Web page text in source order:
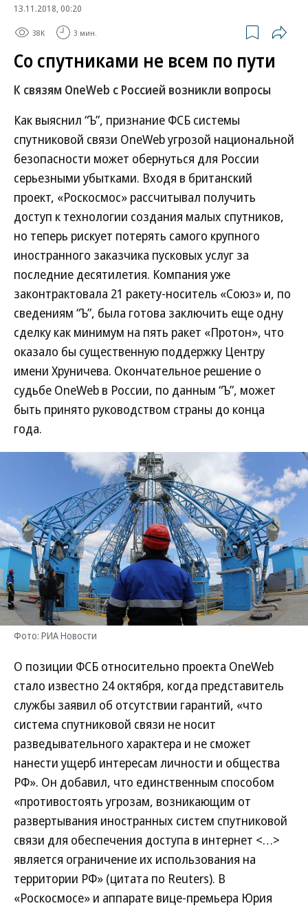
13.11.2018, 00:20
38K 3 мин.
Со спутниками не всем по пути
К связям OneWeb с Россией возникли вопросы
Как выяснил “Ъ”, признание ФСБ системы
спутниковой связи OneWeb угрозой национальной
безопасности может обернуться для России
серьезными убытками. Входя в британский
проект, «Роскосмос» рассчитывал получить
доступ к технологии создания малых спутников,
но теперь рискует потерять самого крупного
иностранного заказчика пусковых услуг за
последние десятилетия. Компания уже
законтрактовала 21 ракету-носитель «Союз» и, по
сведениям “Ъ”, была готова заключить еще одну
сделку как минимум на пять ракет «Протон», что
оказало бы существенную поддержку Центру
имени Хруничева. Окончательное решение о
судьбе OneWeb в России, по данным “Ъ”, может
быть принято руководством страны до конца
года.
Фото: РИА Новости
О позиции ФСБ относительно проекта OneWeb
стало известно 24 октября, когда представитель
службы заявил об отсутствии гарантий, «что
система спутниковой связи не носит
разведывательного характера и не сможет
нанести ущерб интересам личности и общества
РФ». Он добавил, что единственным способом
«противостоять угрозам, возникающим от
развертывания иностранных систем спутниковой
связи для обеспечения доступа в интернет <…>
является ограничение их использования на
территории РФ» (цитата по Reuters). В
«Роскосмосе» и аппарате вице-премьера Юрия